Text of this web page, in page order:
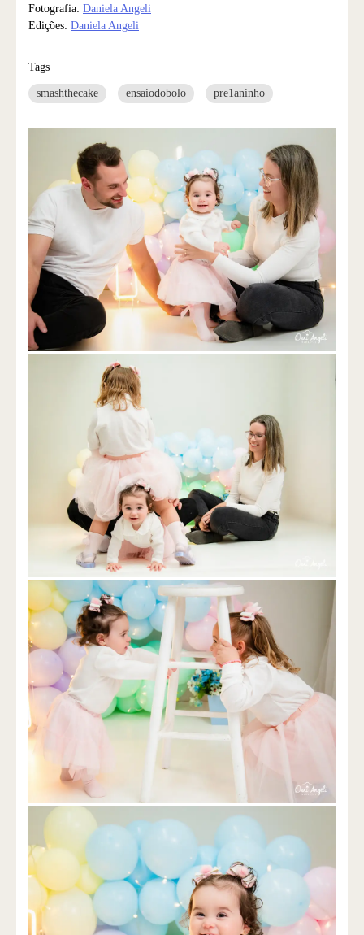
Fotografia: Daniela Angeli
Edições: Daniela Angeli
Tags
smashthecake ensaiodobolo pre1aninho